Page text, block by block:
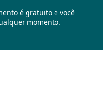
é gratuito e você
momento.